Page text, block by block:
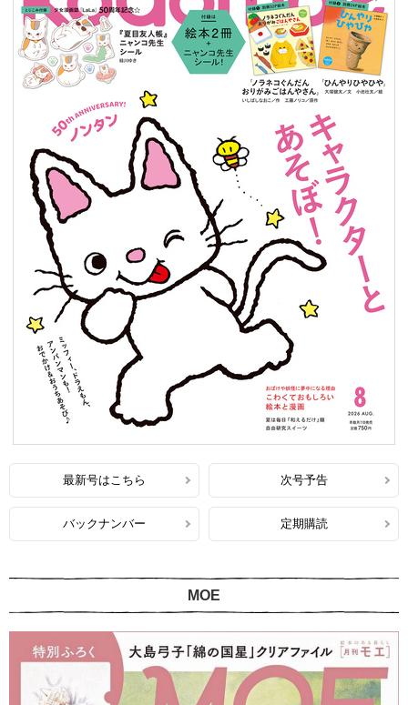
最新号はこちら 次号予告
バックナンバー 定期購読
MOE